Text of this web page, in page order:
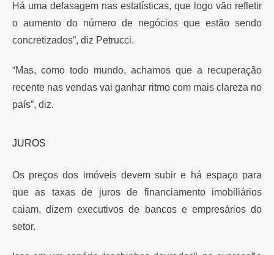
Há uma defasagem nas estatísticas, que logo vão refletir
o aumento do número de negócios que estão sendo
concretizados”, diz Petrucci.
“Mas, como todo mundo, achamos que a recuperação
recente nas vendas vai ganhar ritmo com mais clareza no
país”, diz.
JUROS
Os preços dos imóveis devem subir e há espaço para
que as taxas de juros de financiamento imobiliários
caiam, dizem executivos de bancos e empresários do
setor.